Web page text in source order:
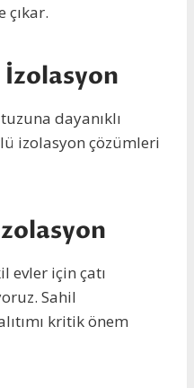
çıkar.
İzolasyon
dayanıklı
izolasyon çözümleri
evler için çatı
Sahil
kritik önem